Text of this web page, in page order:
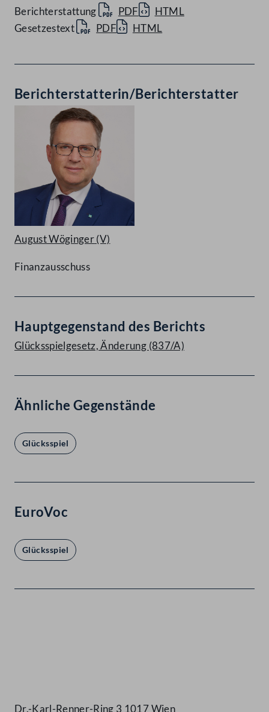
Berichterstattung PDF
HTML
Gesetzestext
PDF HTML
Berichterstatterin/Berichterstatter
August Wöginger(V)
Finanzausschuss
Hauptgegenstand des Berichts
Glücksspielgesetz, Änderung (837/A)
Ähnliche Gegenstände
Glücksspiel
EuroVoc
Glücksspiel
Dr.-Karl-Renner-Ring 3 1017 Wien